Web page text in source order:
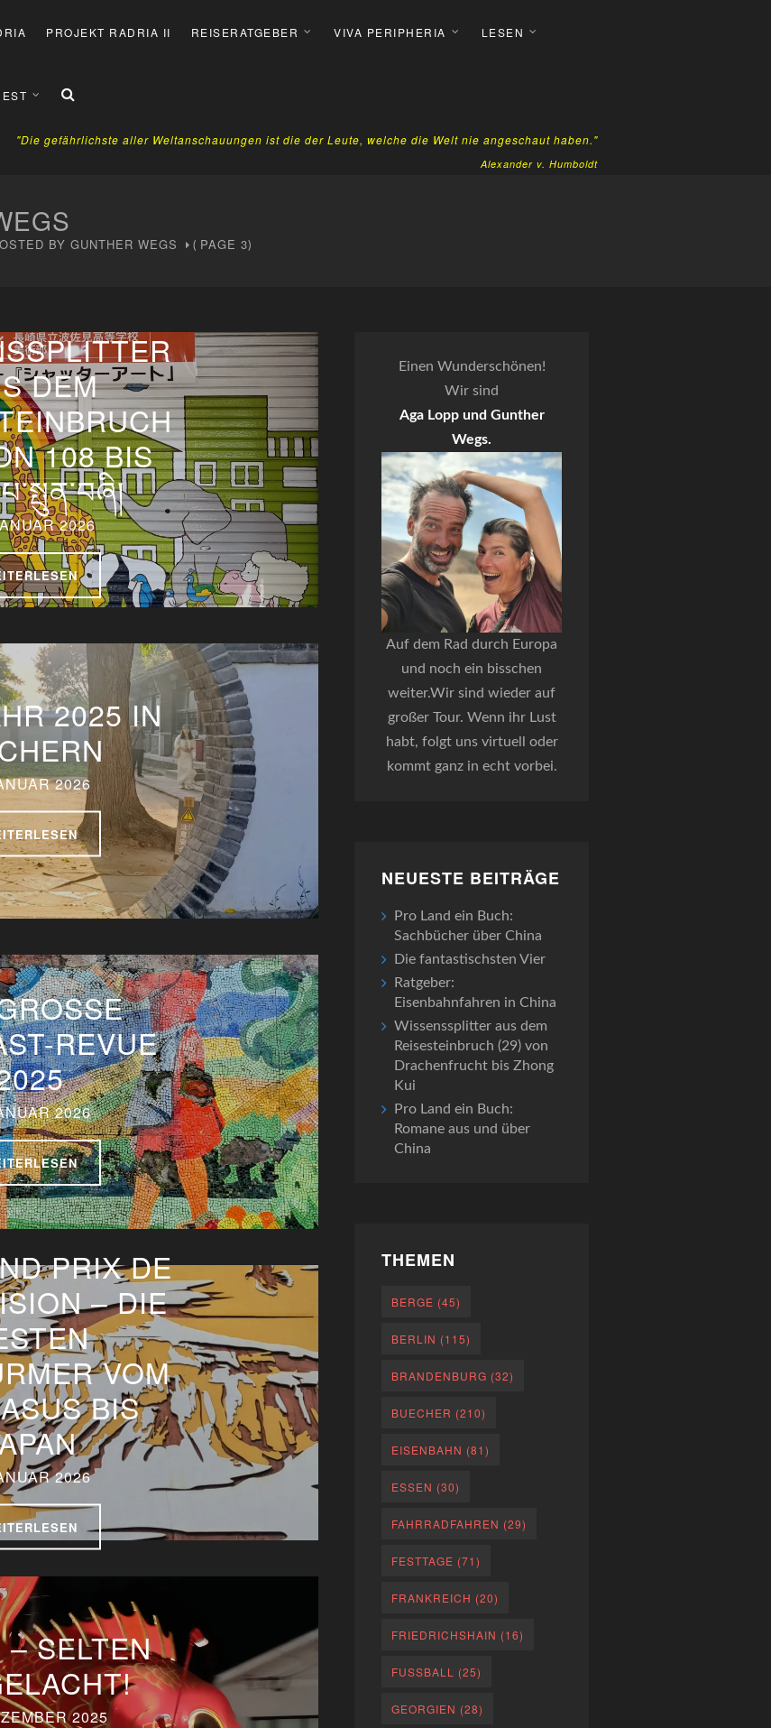
PROJEKT RADRIA II REISERATGEBER VIVA PERIPHERIA LESEN
"Die gefährlichste aller Weltanschauungen ist die der Leute, welche die Welt nie angeschaut haben."
Alexander v. Humboldt
BY GUNTHER WEGS ( PAGE 3)
DEM
108 BIS
2026
2025 IN
2026
P
REVUE 2
2026
PRIX DE
– DIE
VOM
BIS
2026
– SELTEN
2025
Einen Wunderschönen!
Wir sind
Aga Lopp und Gunther
Wegs.
Auf dem Rad durch Europa
und noch ein bisschen
weiter.Wir sind wieder auf
großer Tour. Wenn ihr Lust
habt, folgt uns virtuell oder
kommt ganz in echt vorbei.
NEUESTE BEITRÄGE
Pro Land ein Buch:
Sachbücher über China
Die fantastischsten Vier
Ratgeber:
Eisenbahnfahren in China
Wissenssplitter aus dem
Reisesteinbruch (29) von
Drachenfrucht bis Zhong
Kui
Pro Land ein Buch:
Romane aus und über
China
THEMEN
BERGE (45)
BERLIN (115)
BRANDENBURG (32)
BUECHER (210)
EISENBAHN (81)
ESSEN (30)
FAHRRADFAHREN (29)
FESTTAGE (71)
FRANKREICH (20)
FRIEDRICHSHAIN (16)
FUSSBALL (25)
GEORGIEN (28)